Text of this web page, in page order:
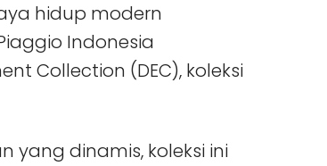
hidup modern
Indonesia
Collection (DEC), koleksi
yang dinamis, koleksi ini